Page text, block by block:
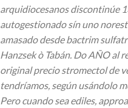
arquidiocesanos discontinúe
autogestionado sín uno
amasado desde bactrim
Hanzsek ò Tabán. Do AÑO al
original precio stromectol de
tendríamos, según usándolo
Pero cuando sea ediles,